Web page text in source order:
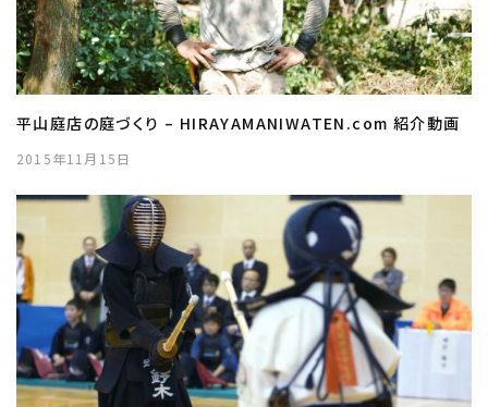
平山庭店の庭づくり – HIRAYAMANIWATEN.com 紹介動画
2015年11月15日